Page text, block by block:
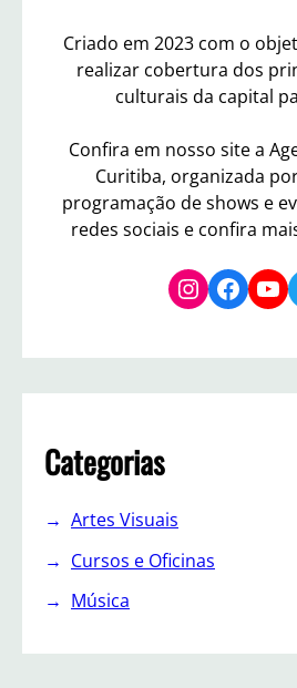
a
g
e
Criado em 2023 com o
realizar cobertura dos
culturais da capital
Confira em nosso site a
Curitiba, organizada
programação de shows e
redes sociais e confira
Instagram Facebook YouTube
Categorias
Artes Visuais
Cursos e Oficinas
Música